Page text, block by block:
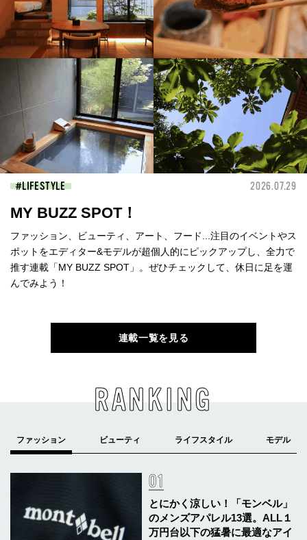
LIFESTYLE 2026.07.29
MY BUZZ SPOT！
ファッション、ビューティ、アート、フード...注目のイベントやス
ポットをエディター&モデルが超個人的にピックアップし、全力で
推す連載「MY BUZZ SPOT」。ぜひチェックして、休日に足を運
んでみよう！
連載一覧を見る
RANKING
とにかく涼しい！「モンベル」
のメンズアパレル13選。ALL１
万円台以下の猛暑に最適なアイ